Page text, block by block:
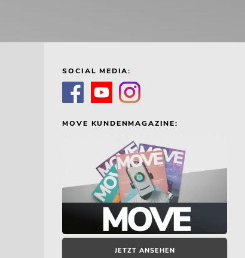
SOCIAL MEDIA:
MOVE KUNDENMAGAZINE:
JETZT ANSEHEN